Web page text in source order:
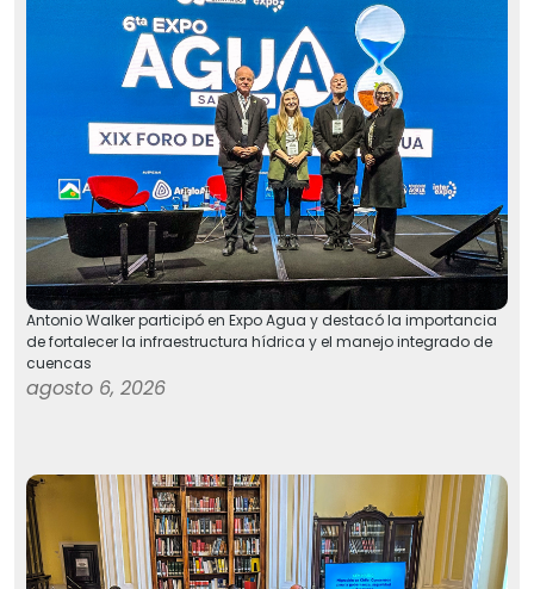
Antonio Walker participó en Expo Agua y destacó la importancia
de fortalecer la infraestructura hídrica y el manejo integrado de
cuencas
agosto 6, 2026